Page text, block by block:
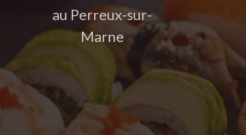
au Perreux-sur-
Marne